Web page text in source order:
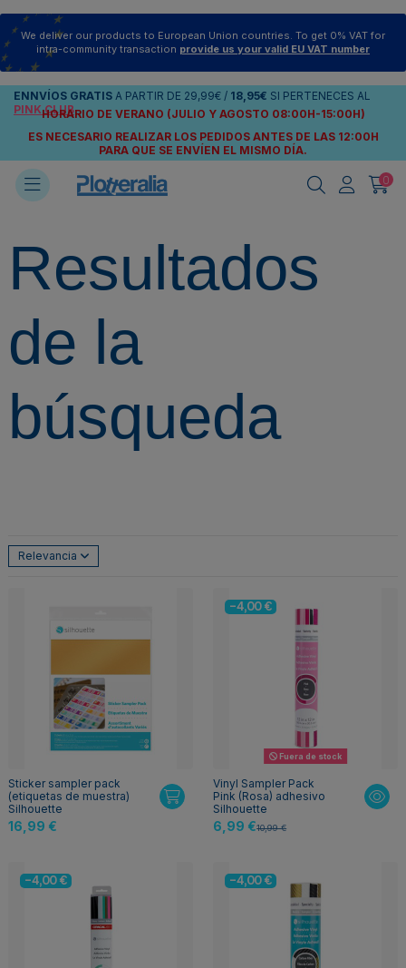
We deliver our products to European Union countries. To get 0% VAT for
intra-community transaction provide us your valid EU VAT number
ENNVÍOS GRATIS A PARTIR DE 29,99€ / 18,95€ SI PERTENECES AL
PINK CLUB
HORARIO DE VERANO (JULIO Y AGOSTO 08:00H-15:00H)
ES NECESARIO REALIZAR LOS PEDIDOS ANTES DE LAS 12:00H
PARA QUE SE ENVÍEN EL MISMO DÍA.
0
Resultados
de la
búsqueda
Relevancia
Sticker sampler pack
(etiquetas de muestra)
Silhouette
16,99 €
-4,00 €
Fuera de stock
Vinyl Sampler Pack
Pink (Rosa) adhesivo
Silhouette
6,99 €10,99 €
-4,00 € -4,00 €